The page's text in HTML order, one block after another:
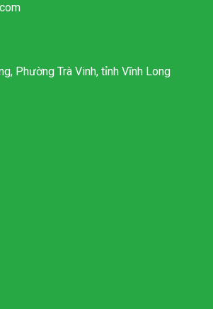
Phường Trà Vinh, tỉnh Vĩnh Long